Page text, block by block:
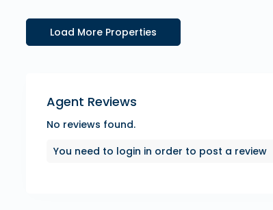
Agent Reviews
No reviews found.
You need to login in order to post a review